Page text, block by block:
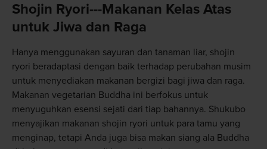
Shojin Ryori---Makanan Kelas Atas
untuk Jiwa dan Raga
Hanya menggunakan sayuran dan tanaman liar, shojin
ryori beradaptasi dengan baik terhadap perubahan musim
untuk menyediakan makanan bergizi bagi jiwa dan raga.
Makanan vegetarian Buddha ini berfokus untuk
menyuguhkan esensi sejati dari tiap bahannya. Shukubo
menyajikan makanan shojin ryori untuk para tamu yang
menginap, tetapi Anda juga bisa makan siang ala Buddha